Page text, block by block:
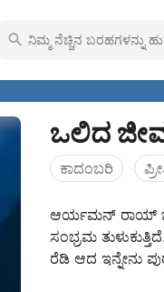

ಒಲಿದ
ಕಾದಂಬರಿ
ಆರ್ಯಮನ್ ರಾಯ್
ಸಂಭ್ರಮ
ರೆಡಿ ಆದ ಇನ್ನೇನು